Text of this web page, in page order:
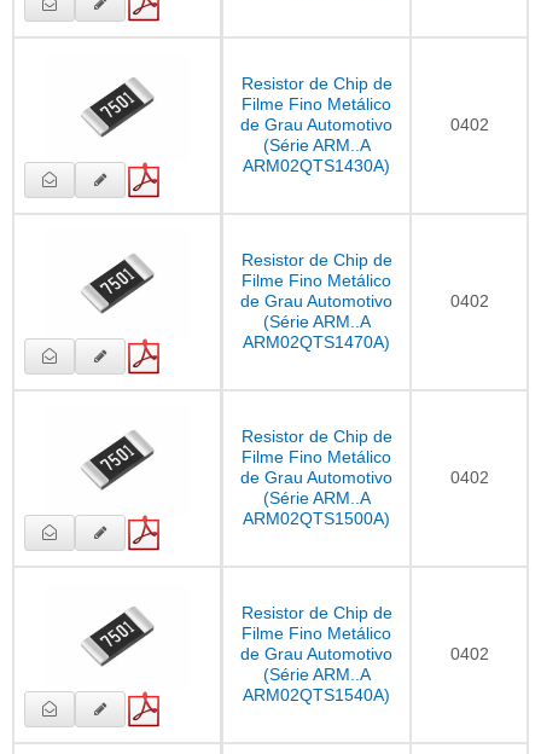
Resistor de Chip de
Filme Fino Metálico
de Grau Automotivo
(Série ARM..A
ARM02QTS1430A)
0402
Resistor de Chip de
Filme Fino Metálico
de Grau Automotivo
(Série ARM..A
ARM02QTS1470A)
0402
Resistor de Chip de
Filme Fino Metálico
de Grau Automotivo
(Série ARM..A
ARM02QTS1500A)
0402
Resistor de Chip de
Filme Fino Metálico
de Grau Automotivo
(Série ARM..A
ARM02QTS1540A)
0402